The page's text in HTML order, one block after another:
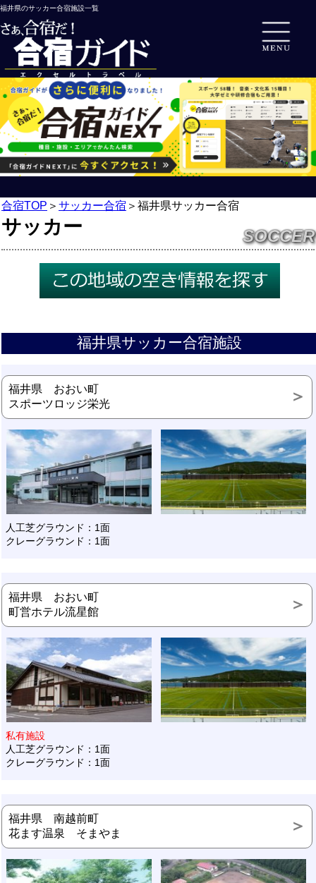
福井県のサッカー合宿施設一覧
合宿TOP ＞ サッカー合宿 ＞ 福井県サッカー合宿
サッカー SOCCER
福井県サッカー合宿施設
福井県 おおい町
スポーツロッジ栄光
人工芝グラウンド：1面
クレーグラウンド：1面
福井県 おおい町
町営ホテル流星館
私有施設
人工芝グラウンド：1面
クレーグラウンド：1面
福井県 南越前町
花ます温泉 そまやま